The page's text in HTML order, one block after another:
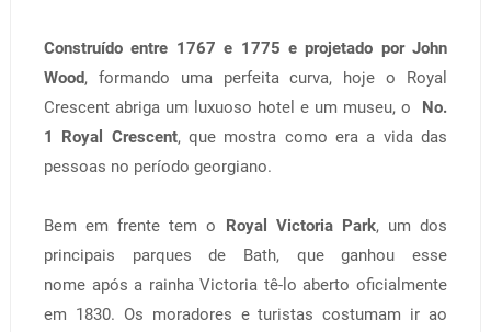
Construído entre 1767 e 1775 e projetado por John
Wood, formando uma perfeita curva, hoje o Royal
Crescent abriga um luxuoso hotel e um museu, o No.
1 Royal Crescent, que mostra como era a vida das
pessoas no período georgiano.
Bem em frente tem o Royal Victoria Park, um dos
principais parques de Bath, que ganhou esse
nome após a rainha Victoria tê-lo aberto oficialmente
em 1830. Os moradores e turistas costumam ir ao